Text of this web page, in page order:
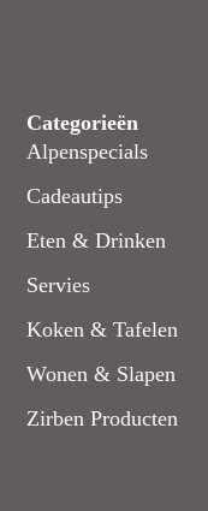
Categorieën
Alpenspecials
Cadeautips
Eten & Drinken
Servies
Koken & Tafelen
Wonen & Slapen
Zirben Producten